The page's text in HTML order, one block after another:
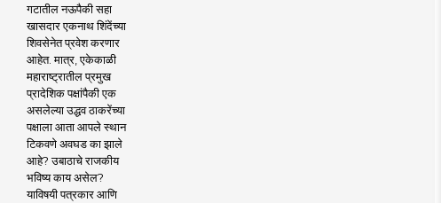
गटातील नऊपैकी सहा
खासदार एकनाथ शिंदेंच्या
शिवसेनेत प्रवेश करणार
आहेत. मात्र, एकेकाळी
महाराष्ट्रातील प्रमुख
प्रादेशिक पक्षांपैकी एक
असलेल्या उद्धव ठाकरेंच्या
पक्षाला आता आपले स्थान
टिकवणे अवघड का झाले
आहे? उबाठाचे राजकीय
भविष्य काय असेल?
याविषयी पत्रकार आणि